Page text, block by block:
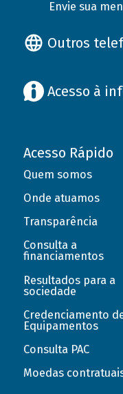
Envie sua
Outros
Acesso à
Acesso Rápido
Quem somos
Onde atuamos
Transparência
Consulta a
financiamentos
Resultados para a
sociedade
Credenciamento
Equipamentos
Consulta PAC
Moedas